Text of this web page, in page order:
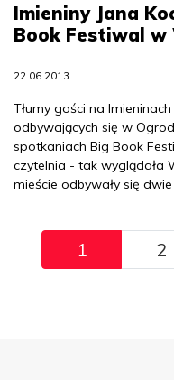
Imieniny Jana
Book Festiwal w
22.06.2013
Tłumy gości na
odbywających się w
spotkaniach Big Book
czytelnia - tak wyglądała
mieście odbywały się
Pagination
1 2